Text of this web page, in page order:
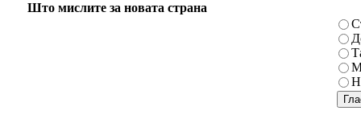
Што мислите за новата страна